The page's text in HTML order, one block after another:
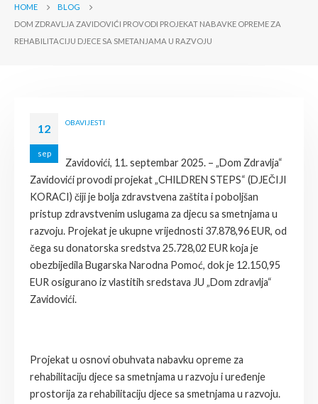
HOME
BLOG
DOM ZDRAVLJA ZAVIDOVIĆI PROVODI PROJEKAT NABAVKE OPREME ZA
REHABILITACIJU DJECE SA SMETANJAMA U RAZVOJU
12
sep
OBAVIJESTI
Zavidovići, 11. septembar 2025. – „Dom Zdravlja“
Zavidovići provodi projekat „CHILDREN STEPS“ (DJEČIJI
KORACI) čiji je bolja zdravstvena zaštita i poboljšan
pristup zdravstvenim uslugama za djecu sa smetnjama u
razvoju. Projekat je ukupne vrijednosti 37.878,96 EUR, od
čega su donatorska sredstva 25.728,02 EUR koja je
obezbijedila Bugarska Narodna Pomoć, dok je 12.150,95
EUR osigurano iz vlastitih sredstava JU „Dom zdravlja“
Zavidovići.
Projekat u osnovi obuhvata nabavku opreme za
rehabilitaciju djece sa smetnjama u razvoju i uređenje
prostorija za rehabilitaciju djece sa smetnjama u razvoju.